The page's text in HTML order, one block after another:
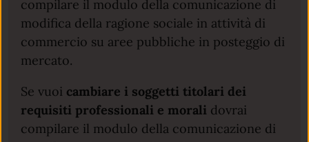
compilare il modulo della comunicazione di
modifica della ragione sociale in attività di
commercio su aree pubbliche in posteggio di
mercato.
Se vuoi cambiare i soggetti titolari dei
requisiti professionali e morali dovrai
compilare il modulo della comunicazione di